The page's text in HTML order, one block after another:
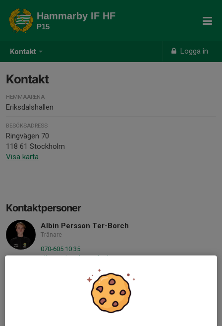
Kontakt Logga in
Hammarby IF HF
P15
Kontakt
HEMMAARENA
Eriksdalshallen
BESÖKSADRESS
Ringvägen 70
118 61 Stockholm
Visa karta
Kontaktpersoner
Albin Persson Ter-Borch
Tränare
070-605 10 35
albin.ter-borch@outlook.com
Fredric Berntsson